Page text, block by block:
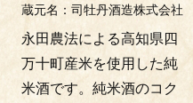
蔵元名：司牡丹酒造株式会社
永田農法による高知県四
万十町産米を使用した純
米酒です。純米酒のコク